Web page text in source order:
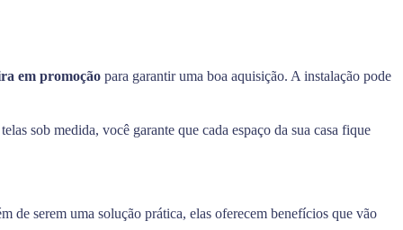
em promoção para garantir uma boa aquisição. A instalação pode
sob medida, você garante que cada espaço da sua casa fique
de serem uma solução prática, elas oferecem benefícios que vão